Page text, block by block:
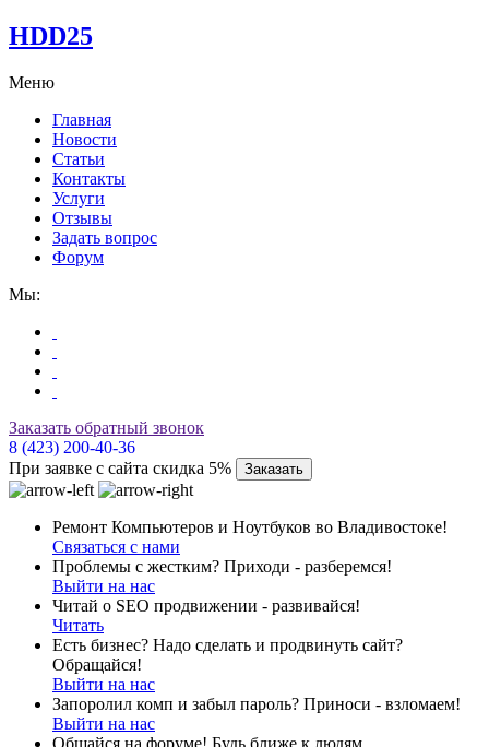
HDD25
Меню
Главная
Новости
Статьи
Контакты
Услуги
Отзывы
Задать вопрос
Форум
Мы:
Заказать обратный звонок
8 (423) 200-40-36
При заявке с сайта скидка 5%
Заказать
Ремонт Компьютеров и Ноутбуков во Владивостоке!
Связаться с нами
Проблемы с жестким? Приходи - разберемся!
Выйти на нас
Читай о SEO продвижении - развивайся!
Читать
Есть бизнес? Надо сделать и продвинуть сайт?
Обращайся!
Выйти на нас
Запоролил комп и забыл пароль? Приноси - взломаем!
Выйти на нас
Общайся на форуме! Будь ближе к людям.